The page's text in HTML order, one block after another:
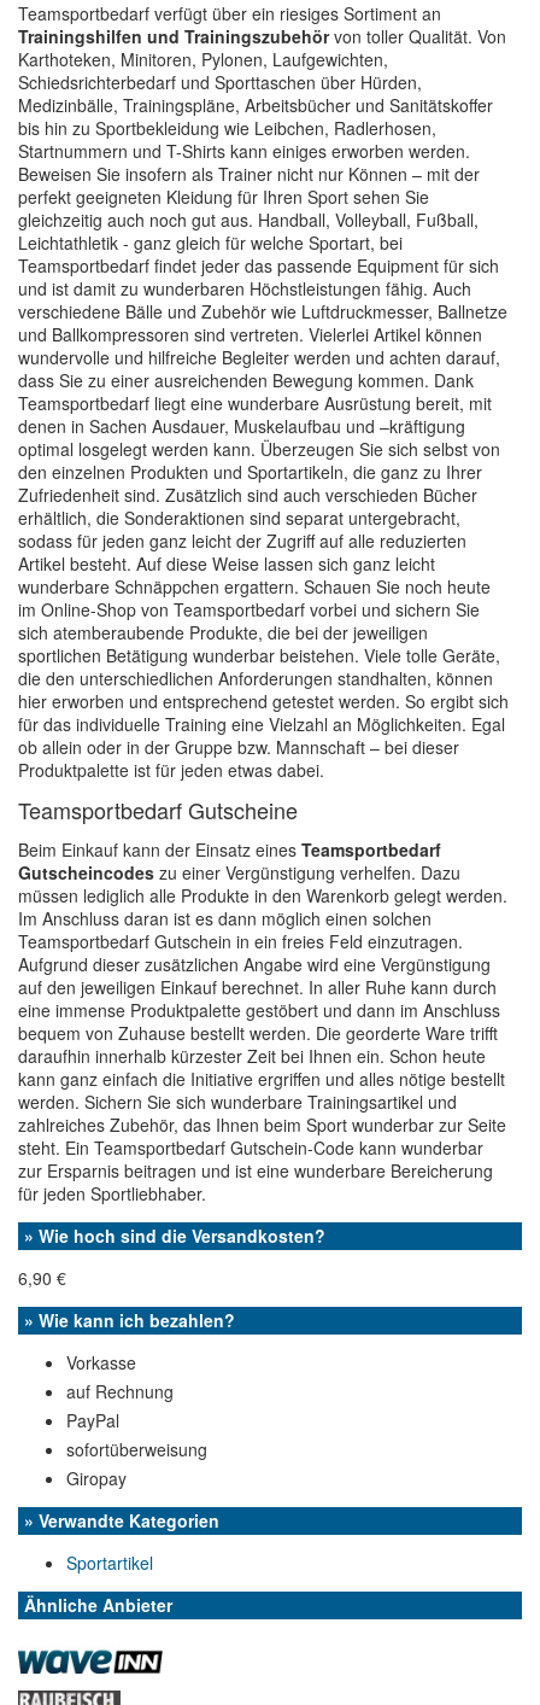
Teamsportbedarf verfügt über ein riesiges Sortiment an
Trainingshilfen und Trainingszubehörvon toller Qualität. Von
Karthoteken, Minitoren, Pylonen, Laufgewichten,
Schiedsrichterbedarf und Sporttaschen über Hürden,
Medizinbälle, Trainingspläne, Arbeitsbücher und Sanitätskoffer
bis hin zu Sportbekleidung wie Leibchen, Radlerhosen,
Startnummern und T-Shirts kann einiges erworben werden.
Beweisen Sie insofern als Trainer nicht nur Können – mit der
perfekt geeigneten Kleidung für Ihren Sport sehen Sie
gleichzeitig auch noch gut aus. Handball, Volleyball, Fußball,
Leichtathletik - ganz gleich für welche Sportart, bei
Teamsportbedarf findet jeder das passende Equipment für sich
und ist damit zu wunderbaren Höchstleistungen fähig. Auch
verschiedene Bälle und Zubehör wie Luftdruckmesser, Ballnetze
und Ballkompressoren sind vertreten. Vielerlei Artikel können
wundervolle und hilfreiche Begleiter werden und achten darauf,
dass Sie zu einer ausreichenden Bewegung kommen. Dank
Teamsportbedarf liegt eine wunderbare Ausrüstung bereit, mit
denen in Sachen Ausdauer, Muskelaufbau und –kräftigung
optimal losgelegt werden kann. Überzeugen Sie sich selbst von
den einzelnen Produkten und Sportartikeln, die ganz zu Ihrer
Zufriedenheit sind. Zusätzlich sind auch verschieden Bücher
erhältlich, die Sonderaktionen sind separat untergebracht,
sodass für jeden ganz leicht der Zugriff auf alle reduzierten
Artikel besteht. Auf diese Weise lassen sich ganz leicht
wunderbare Schnäppchen ergattern. Schauen Sie noch heute
im Online-Shop von Teamsportbedarf vorbei und sichern Sie
sich atemberaubende Produkte, die bei der jeweiligen
sportlichen Betätigung wunderbar beistehen. Viele tolle Geräte,
die den unterschiedlichen Anforderungen standhalten, können
hier erworben und entsprechend getestet werden. So ergibt sich
für das individuelle Training eine Vielzahl an Möglichkeiten. Egal
ob allein oder in der Gruppe bzw. Mannschaft – bei dieser
Produktpalette ist für jeden etwas dabei.
Teamsportbedarf Gutscheine
Beim Einkauf kann der Einsatz eines Teamsportbedarf
Gutscheincodes zu einer Vergünstigung verhelfen. Dazu
müssen lediglich alle Produkte in den Warenkorb gelegt werden.
Im Anschluss daran ist es dann möglich einen solchen
Teamsportbedarf Gutschein in ein freies Feld einzutragen.
Aufgrund dieser zusätzlichen Angabe wird eine Vergünstigung
auf den jeweiligen Einkauf berechnet. In aller Ruhe kann durch
eine immense Produktpalette gestöbert und dann im Anschluss
bequem von Zuhause bestellt werden. Die georderte Ware trifft
daraufhin innerhalb kürzester Zeit bei Ihnen ein. Schon heute
kann ganz einfach die Initiative ergriffen und alles nötige bestellt
werden. Sichern Sie sich wunderbare Trainingsartikel und
zahlreiches Zubehör, das Ihnen beim Sport wunderbar zur Seite
steht. Ein Teamsportbedarf Gutschein-Code kann wunderbar
zur Ersparnis beitragen und ist eine wunderbare Bereicherung
für jeden Sportliebhaber.
» Wie hoch sind die Versandkosten?
6,90 €
» Wie kann ich bezahlen?
Vorkasse
auf Rechnung
PayPal
sofortüberweisung
Giropay
» Verwandte Kategorien
Sportartikel
Ähnliche Anbieter